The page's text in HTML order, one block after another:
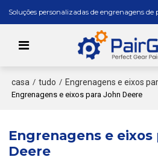
Soluções personalizadas de engrenagens de
casa / tudo / Engrenagens e eixos
Engrenagens e eixos para John Deere
Engrenagens e eixos
Deere